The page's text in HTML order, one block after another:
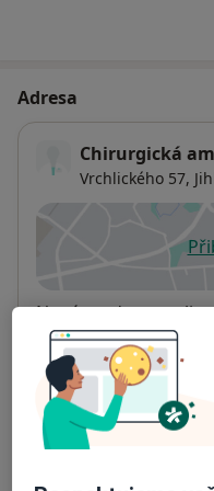
Adresa
Chirurgická
Vrchlického 57,
Dostupnost
Na této adrese
Co mám v takové
Způsoby platby
Na teto adrese